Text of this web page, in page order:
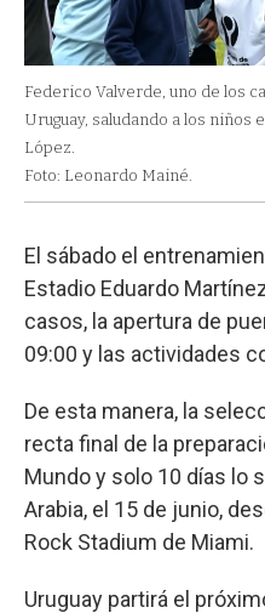
Federico Valverde, uno de los
Uruguay, saludando a los niños
López.
Foto: Leonardo Mainé.
El sábado el
Estadio Eduardo
casos, la apertura de
09:00 y las actividades
De esta manera, la
recta final de la
Mundo y solo 10 días lo
Arabia, el 15 de junio,
Rock Stadium de Miami.
Uruguay partirá el